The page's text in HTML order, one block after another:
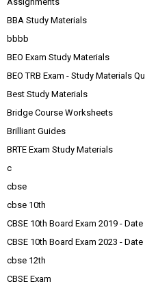
BBA Study Materials
bbbb
BEO Exam Study Materials
BEO TRB Exam - Study Materials
Best Study Materials
Bridge Course Worksheets
Brilliant Guides
BRTE Exam Study Materials
c
cbse
cbse 10th
CBSE 10th Board Exam 2019 -
CBSE 10th Board Exam 2023 -
cbse 12th
CBSE Exam